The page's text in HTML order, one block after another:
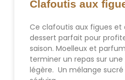
Clafoutis aux
Ce clafoutis aux figues et
dessert parfait pour
saison. Moelleux et
terminer un repas sur
légère. Un mélange